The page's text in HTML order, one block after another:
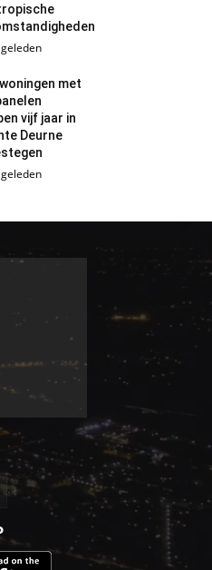
met
vijf jaar in
Deurne